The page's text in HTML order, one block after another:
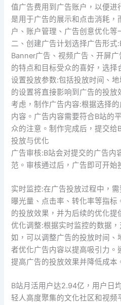
值广告费用到广告账户，以便进
是用于广告的展示和点击消耗，
户、账户管理、广告创意优化等
二、创建广告计划选择广告形式
Banner广告、视频广告、开屏
的特点和目标受众的喜好，选择
设置投放参数:包括投放时间、
的设置将直接影响到广告的投放
考虑，制作广告内容:根据选择
内容。广告内容需要符合B站的
众的注意。制作完成后，提交给
投放与优化
广告审核:B站会对提交的广告内
范。审核通过后，广告即可开始
实时监控:在广告投放过程中，
曝光量、点击率、转化率等指
的投放效果，并为后续的优化提
优化调整:根据实时监控的数据
如，可以调整广告的投放时间、
者优化广告内容以提高吸引力。
提高广告的投放效果并降低成本
B站月活用户达2.94亿，用户日
轻人高度聚集的文化社区和视频